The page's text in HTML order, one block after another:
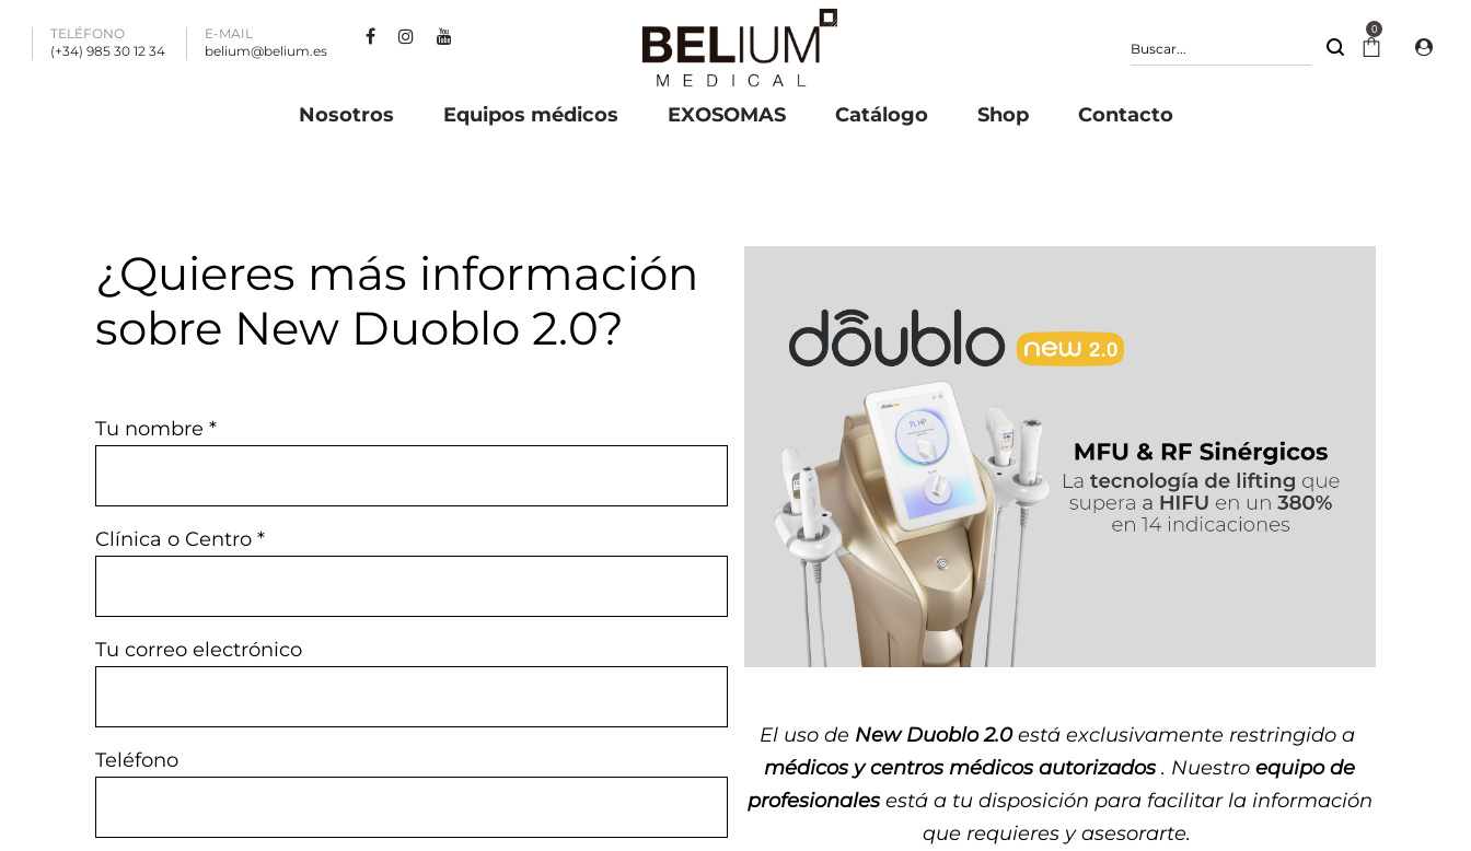
TELÉFONO
(+34) 985 30 12 34
E-MAIL
belium@belium.es
0
Nosotros Equipos médicos EXOSOMAS Catálogo Shop Contacto
¿Quieres más información
sobre New Duoblo 2.0?
Tu nombre *
Clínica o Centro *
Tu correo electrónico
Teléfono
El uso de New Duoblo 2.0está exclusivamente restringido a
médicos y centros médicos autorizados . Nuestroequipo de
profesionalesestá a tu disposición para facilitar la información
que requieres y asesorarte.